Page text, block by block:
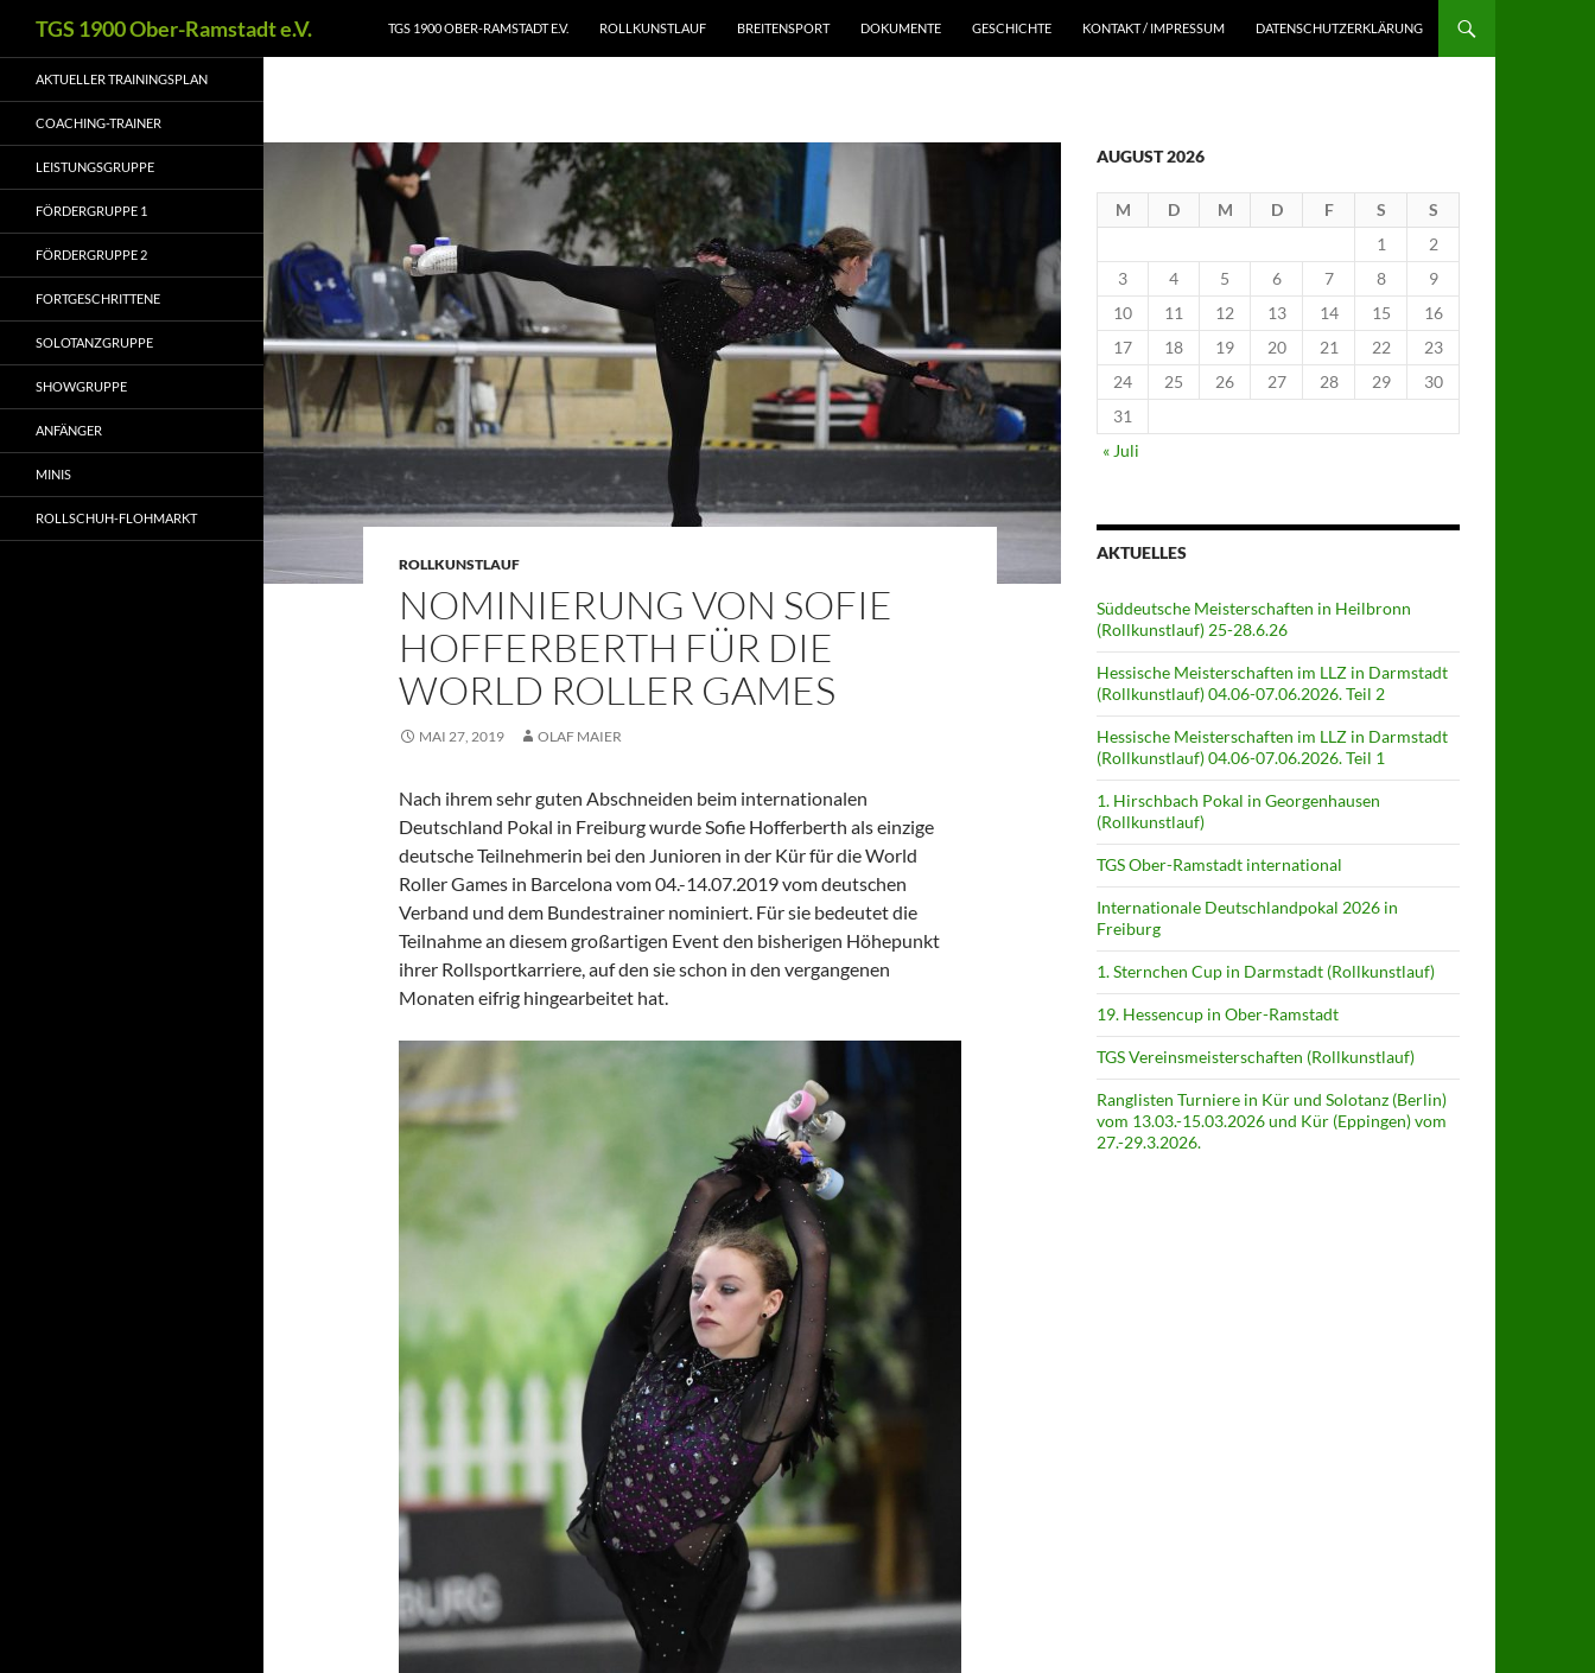
Inhalt
springen
TGS 1900 Ober-Ramstadt e.V. TGS 1900 OBER-RAMSTADT E.V. ROLLKUNSTLAUF BREITENSPORT DOKUMENTE GESCHICHTE KONTAKT / IMPRESSUM DATENSCHUTZERKLÄRUNG
ROLLKUNSTLAUF
NOMINIERUNG VON SOFIE
HOFFERBERTH FÜR DIE
WORLD ROLLER GAMES
MAI 27, 2019 OLAF MAIER
Nach ihrem sehr guten Abschneiden beim internationalen
Deutschland Pokal in Freiburg wurde Sofie Hofferberth als einzige
deutsche Teilnehmerin bei den Junioren in der Kür für die World
Roller Games in Barcelona vom 04.-14.07.2019 vom deutschen
Verband und dem Bundestrainer nominiert. Für sie bedeutet die
Teilnahme an diesem großartigen Event den bisherigen Höhepunkt
ihrer Rollsportkarriere, auf den sie schon in den vergangenen
Monaten eifrig hingearbeitet hat.
AUGUST 2026
M D M D F S
S
1
2
3
4 5 6 7 8
9
10
11 12 13 14 15
16
17
18 19 20 21 22
23
24
25 26 27 28 29
30
31
« Juli
AKTUELLES
Süddeutsche Meisterschaften in Heilbronn
(Rollkunstlauf) 25-28.6.26
Hessische Meisterschaften im LLZ in Darmstadt
(Rollkunstlauf) 04.06-07.06.2026. Teil 2
Hessische Meisterschaften im LLZ in Darmstadt
(Rollkunstlauf) 04.06-07.06.2026. Teil 1
1. Hirschbach Pokal in Georgenhausen
(Rollkunstlauf)
TGS Ober-Ramstadt international
Internationale Deutschlandpokal 2026 in
Freiburg
1. Sternchen Cup in Darmstadt (Rollkunstlauf)
19. Hessencup in Ober-Ramstadt
TGS Vereinsmeisterschaften (Rollkunstlauf)
Ranglisten Turniere in Kür und Solotanz (Berlin)
vom 13.03.-15.03.2026 und Kür (Eppingen) vom
27.-29.3.2026.
AKTUELLER TRAININGSPLAN
COACHING-TRAINER
LEISTUNGSGRUPPE
FÖRDERGRUPPE 1
FÖRDERGRUPPE 2
FORTGESCHRITTENE
SOLOTANZGRUPPE
SHOWGRUPPE
ANFÄNGER
MINIS
ROLLSCHUH-FLOHMARKT